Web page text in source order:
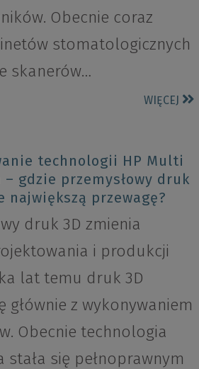
Obecnie coraz
stomatologicznych
skanerów…
WIĘCEJ
technologii HP Multi
– gdzie przemysłowy druk
największą przewagę?
druk 3D zmienia
i produkcji
lat temu druk 3D
głównie z wykonywaniem
Obecnie technologia
stała się pełnoprawnym